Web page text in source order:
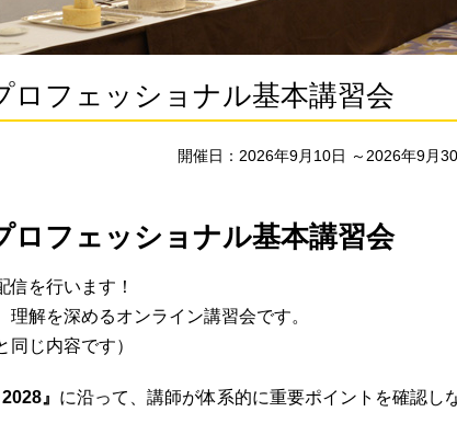
ロフェッショナル基本講習会
開催日：2026年9月10日 ～2026年9月
ロフェッショナル基本講習会
信を行います！
解を深めるオンライン講習会です。
同じ内容です）
』 に沿って、講師が体系的に重要ポイントを確認し